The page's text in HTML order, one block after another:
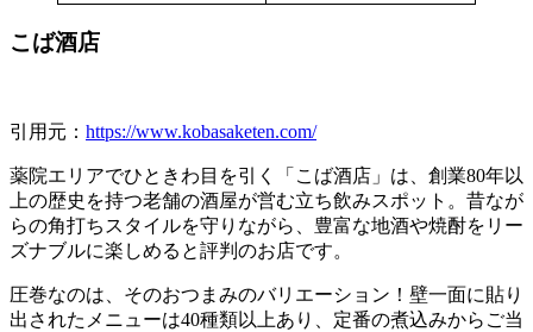
こば酒店
引用元： https://www.kobasaketen.com/
薬院エリアでひときわ目を引く「こば酒店」は、創業80年以
上の歴史を持つ老舗の酒屋が営む立ち飲みスポット。昔なが
らの角打ちスタイルを守りながら、豊富な地酒や焼酎をリー
ズナブルに楽しめると評判のお店です。
圧巻なのは、そのおつまみのバリエーション！壁一面に貼り
出されたメニューは40種類以上あり、定番の煮込みからご当